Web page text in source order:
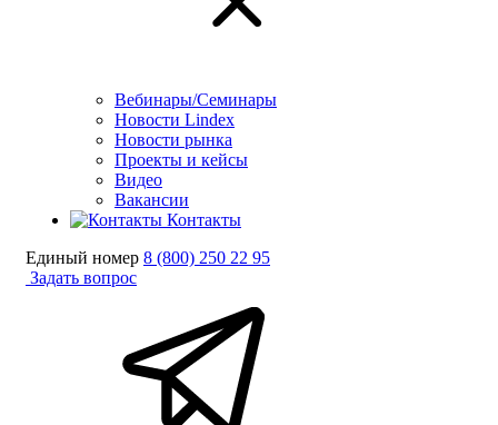
Вебинары/Семинары
Новости Lindex
Новости рынка
Проекты и кейсы
Видео
Вакансии
Контакты
Единый номер 8 (800) 250 22 95
Задать вопрос